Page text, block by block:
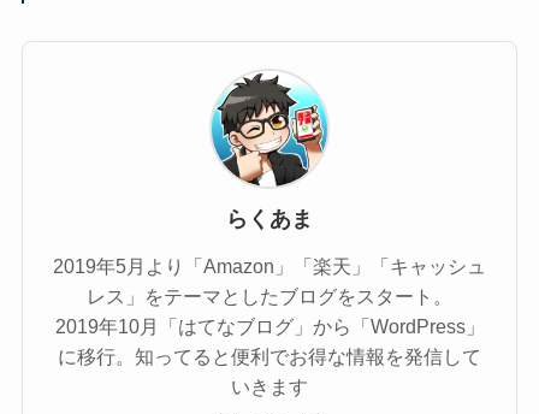
らくあま
2019年5月より「Amazon」「楽天」「キャッシュ
レス」をテーマとしたブログをスタート。
2019年10月「はてなブログ」から「WordPress」
に移行。知ってると便利でお得な情報を発信して
いきます